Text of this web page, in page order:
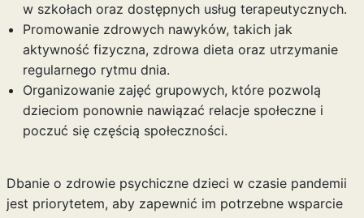
w szkołach oraz dostępnych usług terapeutycznych.
Promowanie zdrowych nawyków, takich jak
aktywność fizyczna, zdrowa dieta oraz utrzymanie
regularnego rytmu dnia.
Organizowanie zajęć grupowych, które pozwolą
dzieciom ponownie nawiązać relacje społeczne i
poczuć się częścią społeczności.
Dbanie o zdrowie psychiczne dzieci w czasie pandemii
jest priorytetem, aby zapewnić im potrzebne wsparcie